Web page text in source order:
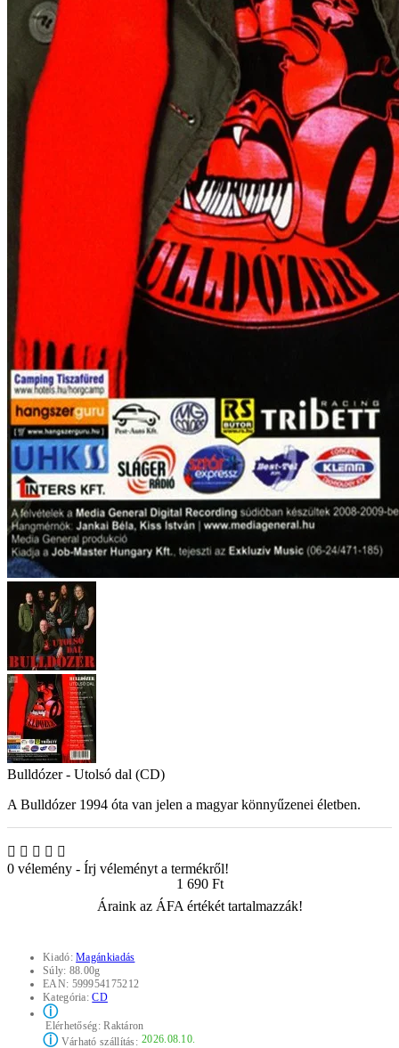
Bulldózer - Utolsó dal (CD)
A Bulldózer 1994 óta van jelen a magyar könnyűzenei életben.
0 vélemény - Írj véleményt a termékről!
1 690 Ft
Áraink az ÁFA értékét tartalmazzák!
Kiadó:Magánkiadás
Súly: 88.00g
EAN: 599954175212
Kategória:CD
ⓘ
Elérhetőség:Raktáron
ⓘVárható szállítás: 2026.08.10.